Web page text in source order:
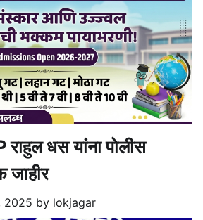
धस यांना पोलीस
2025 by lokjagar